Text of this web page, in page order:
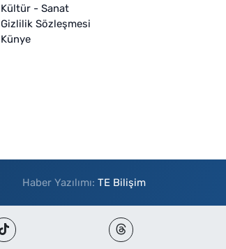
Kültür - Sanat
Gizlilik Sözleşmesi
Künye
Haber Yazılımı:TE Bilişim